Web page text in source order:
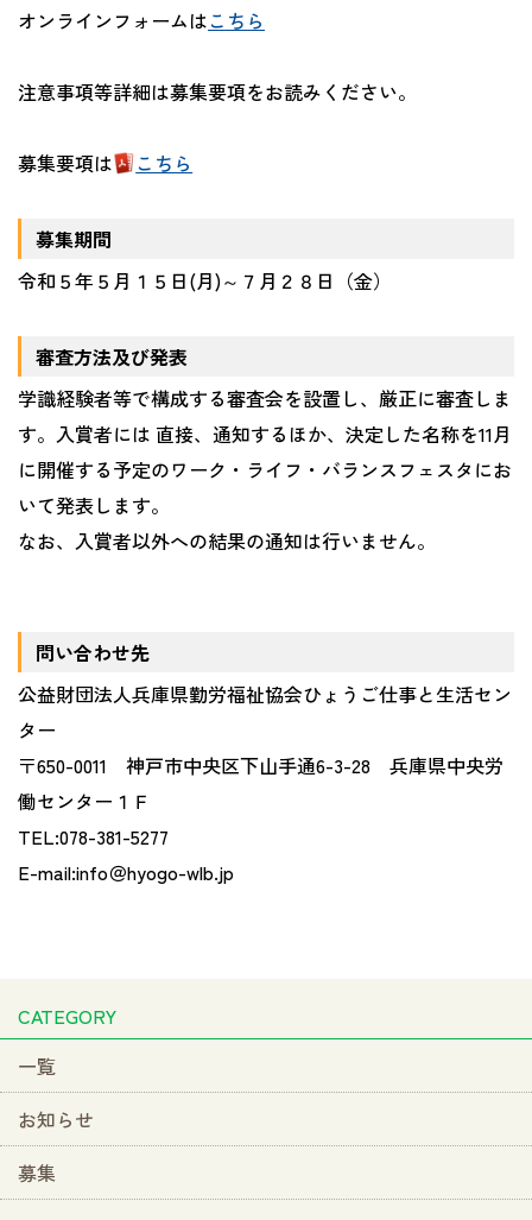
オンラインフォームはこちら
注意事項等詳細は募集要項をお読みください。
募集要項は こちら
募集期間
令和５年５月１５日(月)～７月２８日（金）
審査方法及び発表
学識経験者等で構成する審査会を設置し、厳正に審査しま
す。入賞者には 直接、通知するほか、決定した名称を11月
に開催する予定のワーク・ライフ・バランスフェスタにお
いて発表します。
なお、入賞者以外への結果の通知は行いません。
問い合わせ先
公益財団法人兵庫県勤労福祉協会ひょうご仕事と生活セン
ター
〒650-0011 神戸市中央区下山手通6-3-28 兵庫県中央労
働センター１Ｆ
TEL:078-381-5277
E-mail:info＠hyogo-wlb.jp
CATEGORY
一覧
お知らせ
募集